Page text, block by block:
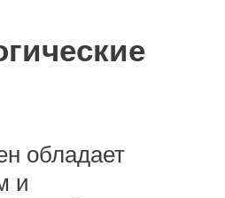
обладает
и